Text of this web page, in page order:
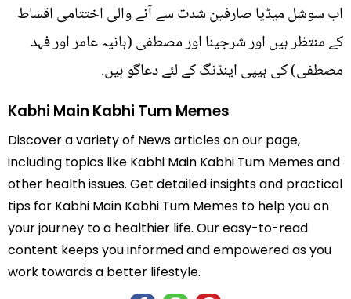
اب سوشل میڈیا صارفین شدت سے آنے والی اختتامی اقساط
کے منتظر ہیں اور شرجینا اور مصطفی (ہانیہ عامر اور فہد
مصطفی) کی ہیپی اینڈنگ کے لئے دعاگو ہیں.
Kabhi Main Kabhi Tum Memes
Discover a variety of News articles on our page,
including topics like Kabhi Main Kabhi Tum Memes and
other health issues. Get detailed insights and practical
tips for Kabhi Main Kabhi Tum Memes to help you on
your journey to a healthier life. Our easy-to-read
content keeps you informed and empowered as you
work towards a better lifestyle.